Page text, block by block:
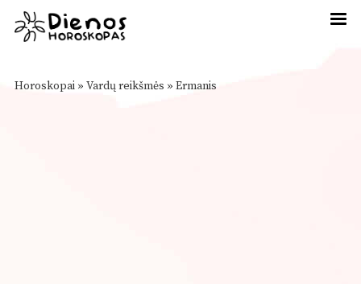
Horoskopai » Vardų reikšmės » Ermanis